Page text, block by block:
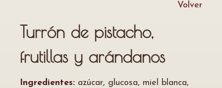
Volver
Turrón de pistacho,
frutillas y arándanos
Ingredientes: azúcar, glucosa, miel blanca,